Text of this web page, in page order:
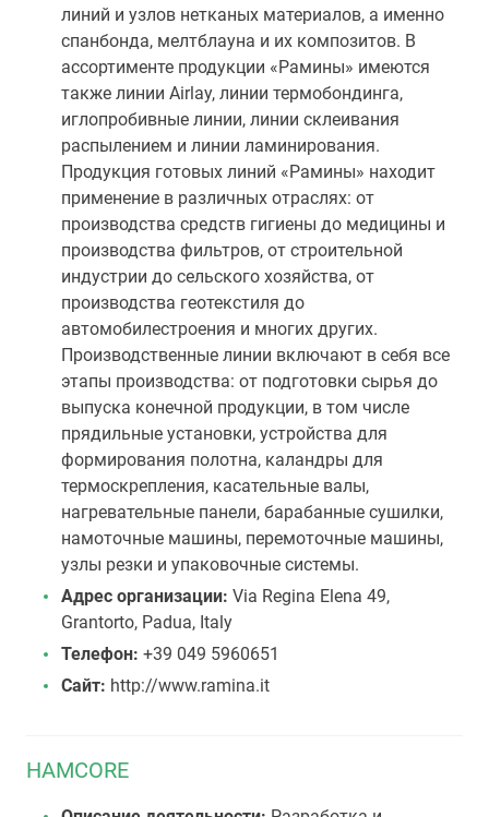
линий и узлов нетканых материалов, а именно
спанбонда, мелтблауна и их композитов. В
ассортименте продукции «Рамины» имеются
также линии Airlay, линии термобондинга,
иглопробивные линии, линии склеивания
распылением и линии ламинирования.
Продукция готовых линий «Рамины» находит
применение в различных отраслях: от
производства средств гигиены до медицины и
производства фильтров, от строительной
индустрии до сельского хозяйства, от
производства геотекстиля до
автомобилестроения и многих других.
Производственные линии включают в себя все
этапы производства: от подготовки сырья до
выпуска конечной продукции, в том числе
прядильные установки, устройства для
формирования полотна, каландры для
термоскрепления, касательные валы,
нагревательные панели, барабанные сушилки,
намоточные машины, перемоточные машины,
узлы резки и упаковочные системы.
Адрес организации: Via Regina Elena 49,
Grantorto, Padua, Italy
Телефон: +39 049 5960651
Сайт: http://www.ramina.it
HAMCORE